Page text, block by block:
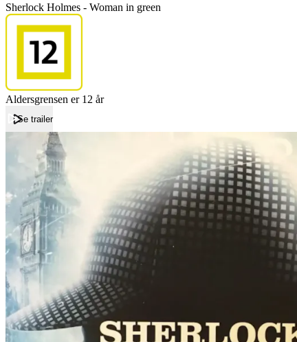
Sherlock Holmes - Woman in green
Aldersgrensen er 12 år
Se trailer
Sherlock Holmes - Woman in green
Sherlock Holmes - Woman in green
Forfatter:
Leverandør:
Norgesfilm AS
Lisens:
Den legendariske Sherlock Holmes står igjen overfor sin onde
Holmes og Watson følger en gåtefull og flott kvinne inn i en
Publisert
01.12.2024